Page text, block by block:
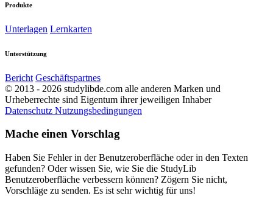
Produkte
Unterlagen Lernkarten
Unterstützung
Bericht Geschäftspartnes
© 2013 - 2026 studylibde.com alle anderen Marken und
Urheberrechte sind Eigentum ihrer jeweiligen Inhaber
Datenschutz Nutzungsbedingungen
Mache einen Vorschlag
Haben Sie Fehler in der Benutzeroberfläche oder in den Texten
gefunden? Oder wissen Sie, wie Sie die StudyLib
Benutzeroberfläche verbessern können? Zögern Sie nicht,
Vorschläge zu senden. Es ist sehr wichtig für uns!